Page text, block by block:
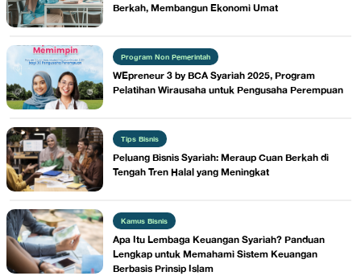
Berkah, Membangun Ekonomi Umat
Program Non Pemerintah
WEpreneur 3 by BCA Syariah 2025, Program
Pelatihan Wirausaha untuk Pengusaha Perempuan
Tips Bisnis
Peluang Bisnis Syariah: Meraup Cuan Berkah di
Tengah Tren Halal yang Meningkat
Kamus Bisnis
Apa Itu Lembaga Keuangan Syariah? Panduan
Lengkap untuk Memahami Sistem Keuangan
Berbasis Prinsip Islam